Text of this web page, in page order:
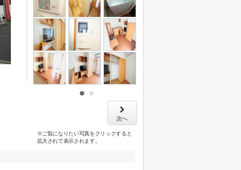
次へ
※ご覧になりたい写真をクリックすると
拡大されて表示されます。